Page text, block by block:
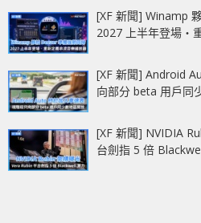
[XF 新聞] Winamp
2027 上半年登場‧
[XF 新聞] Android
向部分 beta 用戶同
[XF 新聞] NVIDIA
台劍指 5 倍